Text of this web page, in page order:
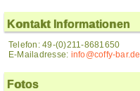
Kontakt Informationen
Telefon: 49-(0)211-8681650
E-Mailadresse: info@coffy-bar.de
Fotos